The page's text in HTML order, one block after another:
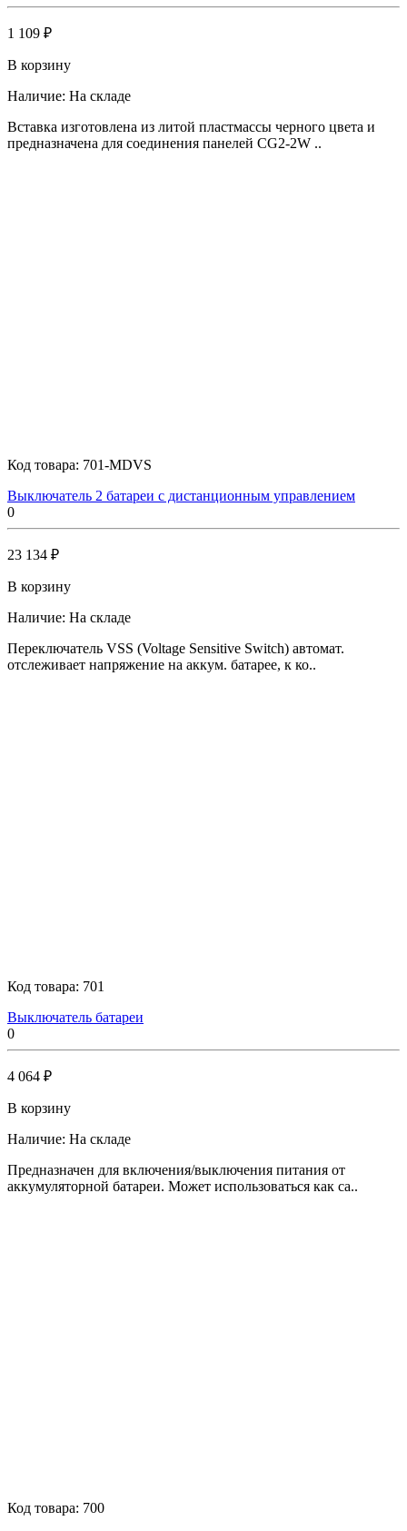
1 109 ₽
В корзину
Наличие: На складе
Вставка изготовлена из литой пластмассы черного цвета и
предназначена для соединения панелей CG2-2W ..
Код товара: 701-MDVS
Выключатель 2 батареи с дистанционным управлением
0
23 134 ₽
В корзину
Наличие: На складе
Переключатель VSS (Voltage Sensitive Switch) автомат.
отслеживает напряжение на аккум. батарее, к ко..
Код товара: 701
Выключатель батареи
0
4 064 ₽
В корзину
Наличие: На складе
Предназначен для включения/выключения питания от
аккумуляторной батареи. Может использоваться как са..
Код товара: 700